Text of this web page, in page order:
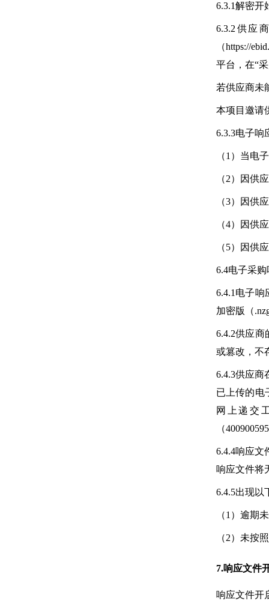
6.3.1解密开
6.3.2供应
（https://
平台，在“
若供应商未
本项目邀请
6.3.3电子响
（1）当电
（2）因供
（3）因供
（4）因供
（5）因供
6.4电子采
6.4.1电子
加密版（
6.4.2供应
或篡改，不
6.4.3供应商
已上传的电
网上递交
（
6.4.4响应文
响应文件将
6.4.5出现以
（1）逾期
（2）未按
7.响应文件
响应文件开